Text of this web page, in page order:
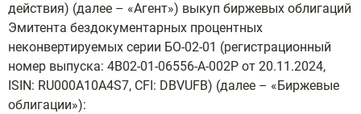
действия) (далее – «Агент») выкуп биржевых облигаций
Эмитента бездокументарных процентных
неконвертируемых серии БО-02-01 (регистрационный
номер выпуска: 4B02-01-06556-А-002P от 20.11.2024,
ISIN: RU000A10A4S7, CFI: DBVUFB) (далее – «Биржевые
облигации»):